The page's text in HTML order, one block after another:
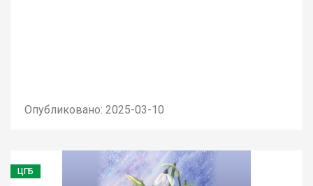
Опубликовано: 2025-03-10
ЦГБ